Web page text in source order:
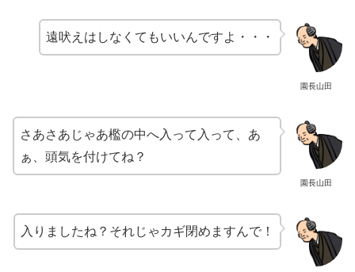
園長山田
遠吠えはしなくてもいいんですよ・・・
園長山田
さあさあじゃあ檻の中へ入って入って、あ
ぁ、頭気を付けてね？
入りましたね？それじゃカギ閉めますんで！